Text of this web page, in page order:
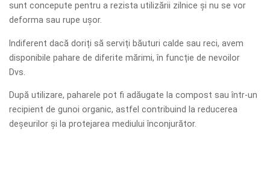
sunt concepute pentru a rezista utilizării zilnice și nu se vor
deforma sau rupe ușor.
Indiferent dacă doriți să serviți băuturi calde sau reci, avem
disponibile pahare de diferite mărimi, în funcție de nevoilor
Dvs.
După utilizare, paharele pot fi adăugate la compost sau într-un
recipient de gunoi organic, astfel contribuind la reducerea
deșeurilor și la protejarea mediului înconjurător.